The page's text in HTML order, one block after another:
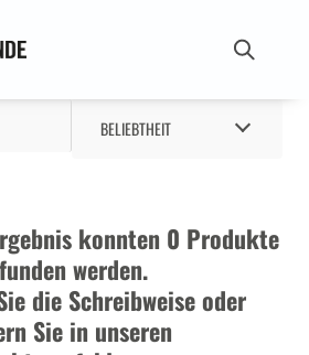
BELIEBTHEIT
konnten 0 Produkte
werden.
die Schreibweise oder
Sie in unseren